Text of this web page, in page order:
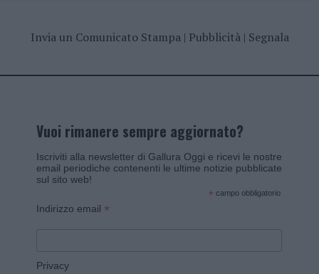
Invia un Comunicato Stampa| Pubblicità| Segnala
Vuoi rimanere sempre aggiornato?
Iscriviti alla newsletter di Gallura Oggi e ricevi le nostre
email periodiche contenenti le ultime notizie pubblicate
sul sito web!
* campo obbligatorio
Indirizzo email *
Privacy